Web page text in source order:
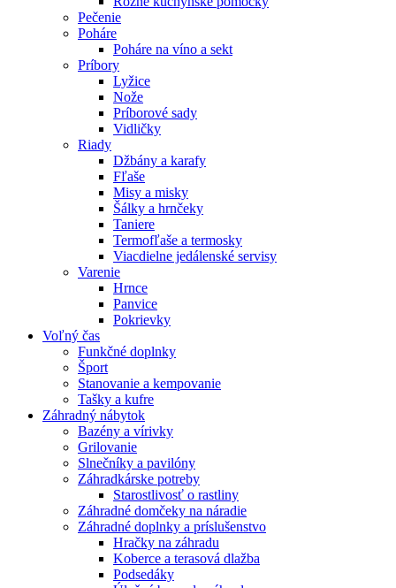
Pečenie
Poháre
Poháre na víno a sekt
Príbory
Lyžice
Nože
Príborové sady
Vidličky
Riady
Džbány a karafy
Fľaše
Misy a misky
Šálky a hrnčeky
Taniere
Termofľaše a termosky
Viacdielne jedálenské servisy
Varenie
Hrnce
Panvice
Pokrievky
Voľný čas
Funkčné doplnky
Šport
Stanovanie a kempovanie
Tašky a kufre
Záhradný nábytok
Bazény a vírivky
Grilovanie
Slnečníky a pavilóny
Záhradkárske potreby
Starostlivosť o rastliny
Záhradné domčeky na náradie
Záhradné doplnky a príslušenstvo
Hračky na záhradu
Koberce a terasová dlažba
Podsedáky